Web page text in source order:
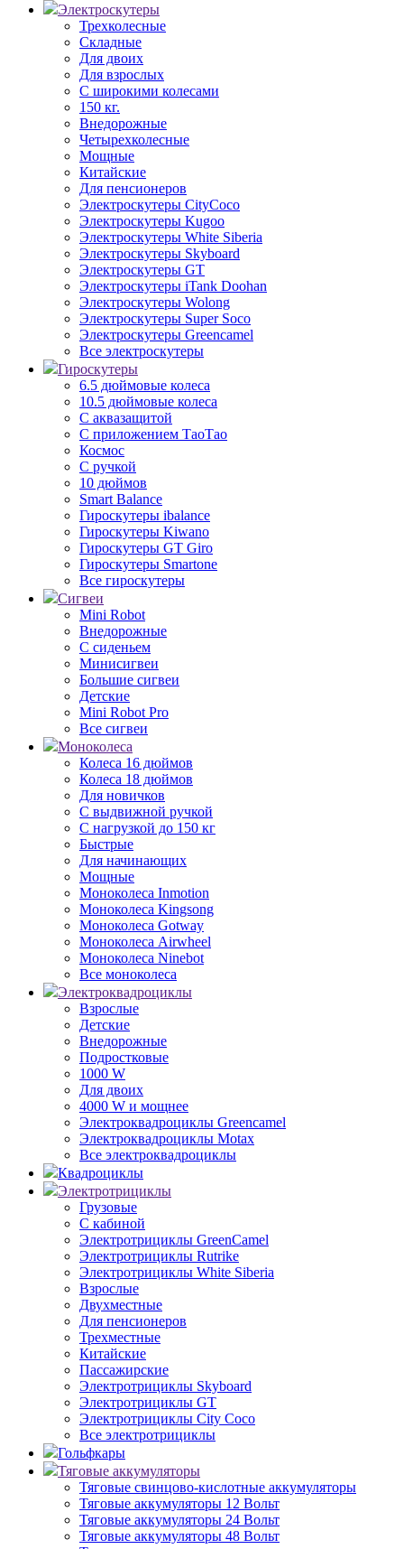
Электроскутеры
Трехколесные
Складные
Для двоих
Для взрослых
С широкими колесами
150 кг.
Внедорожные
Четырехколесные
Мощные
Китайские
Для пенсионеров
Электроскутеры CityCoco
Электроскутеры Kugoo
Электроскутеры White Siberia
Электроскутеры Skyboard
Электроскутеры GT
Электроскутеры iTank Doohan
Электроскутеры Wolong
Электроскутеры Super Soco
Электроскутеры Greencamel
Все электроскутеры
Гироскутеры
6.5 дюймовые колеса
10.5 дюймовые колеса
С аквазащитой
С приложением ТаоТао
Космос
С ручкой
10 дюймов
Smart Balance
Гироскутеры ibalance
Гироскутеры Kiwano
Гироскутеры GT Giro
Гироскутеры Smartone
Все гироскутеры
Сигвеи
Mini Robot
Внедорожные
С сиденьем
Минисигвеи
Большие сигвеи
Детские
Mini Robot Pro
Все сигвеи
Моноколеса
Колеса 16 дюймов
Колеса 18 дюймов
Для новичков
С выдвижной ручкой
С нагрузкой до 150 кг
Быстрые
Для начинающих
Мощные
Моноколеса Inmotion
Моноколеса Kingsong
Моноколеса Gotway
Моноколеса Airwheel
Моноколеса Ninebot
Все моноколеса
Электроквадроциклы
Взрослые
Детские
Внедорожные
Подростковые
1000 W
Для двоих
4000 W и мощнее
Электроквадроциклы Greencamel
Электроквадроциклы Motax
Все электроквадроциклы
Квадроциклы
Электротрициклы
Грузовые
С кабиной
Электротрициклы GreenCamel
Электротрициклы Rutrike
Электротрициклы White Siberia
Взрослые
Двухместные
Для пенсионеров
Трехместные
Китайские
Пассажирские
Электротрициклы Skyboard
Электротрициклы GT
Электротрициклы City Coco
Все электротрициклы
Гольфкары
Тяговые аккумуляторы
Тяговые свинцово-кислотные аккумуляторы
Тяговые аккумуляторы 12 Вольт
Тяговые аккумуляторы 24 Вольт
Тяговые аккумуляторы 48 Вольт